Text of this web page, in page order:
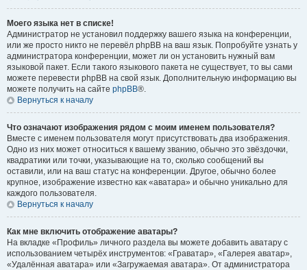
Моего языка нет в списке!
Администратор не установил поддержку вашего языка на конференции,
или же просто никто не перевёл phpBB на ваш язык. Попробуйте узнать у
администратора конференции, может ли он установить нужный вам
языковой пакет. Если такого языкового пакета не существует, то вы сами
можете перевести phpBB на свой язык. Дополнительную информацию вы
можете получить на сайте phpBB®.
Вернуться к началу
Что означают изображения рядом с моим именем пользователя?
Вместе с именем пользователя могут присутствовать два изображения.
Одно из них может относиться к вашему званию, обычно это звёздочки,
квадратики или точки, указывающие на то, сколько сообщений вы
оставили, или на ваш статус на конференции. Другое, обычно более
крупное, изображение известно как «аватара» и обычно уникально для
каждого пользователя.
Вернуться к началу
Как мне включить отображение аватары?
На вкладке «Профиль» личного раздела вы можете добавить аватару с
использованием четырёх инструментов: «Граватар», «Галерея аватар»,
«Удалённая аватара» или «Загружаемая аватара». От администратора